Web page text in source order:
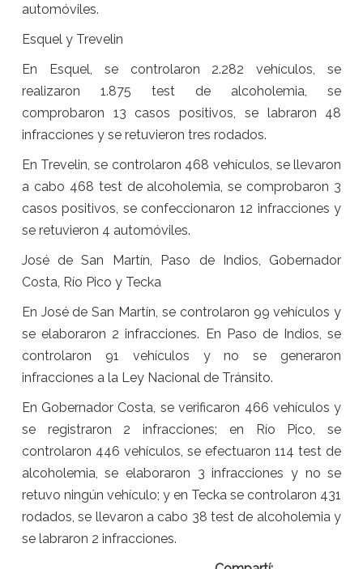
automóviles.
Esquel y Trevelin
En Esquel, se controlaron 2.282 vehículos, se
realizaron 1.875 test de alcoholemia, se
comprobaron 13 casos positivos, se labraron 48
infracciones y se retuvieron tres rodados.
En Trevelin, se controlaron 468 vehículos, se llevaron
a cabo 468 test de alcoholemia, se comprobaron 3
casos positivos, se confeccionaron 12 infracciones y
se retuvieron 4 automóviles.
José de San Martín, Paso de Indios, Gobernador
Costa, Río Pico y Tecka
En José de San Martín, se controlaron 99 vehículos y
se elaboraron 2 infracciones. En Paso de Indios, se
controlaron 91 vehículos y no se generaron
infracciones a la Ley Nacional de Tránsito.
En Gobernador Costa, se verificaron 466 vehículos y
se registraron 2 infracciones; en Río Pico, se
controlaron 446 vehículos, se efectuaron 114 test de
alcoholemia, se elaboraron 3 infracciones y no se
retuvo ningún vehículo; y en Tecka se controlaron 431
rodados, se llevaron a cabo 38 test de alcoholemia y
se labraron 2 infracciones.